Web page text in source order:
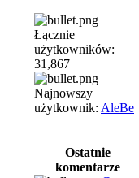
Łącznie
użytkowników:
31,867
Najnowszy
użytkownik: AleBe
Ostatnie
komentarze